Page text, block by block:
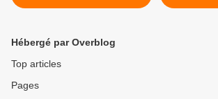
Hébergé par Overblog
Top articles
Pages